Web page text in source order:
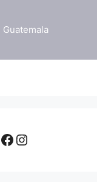
Facebook
Instagram